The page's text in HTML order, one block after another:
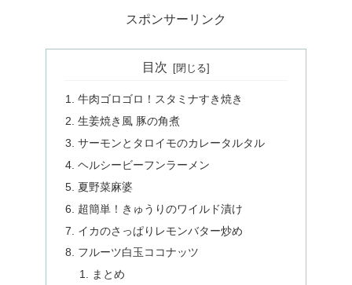
スポンサーリンク
目次
牛肉ゴロゴロ！スタミナすき焼き
生姜焼き風 豚の角煮
サーモンとタロイモのカレータルタル
ヘルシービーフンラーメン
夏野菜麻婆
超簡単！きゅうりのワイルド漬け
イカのさっぱりレモンバター炒め
フルーツ白玉ココナッツ
まとめ